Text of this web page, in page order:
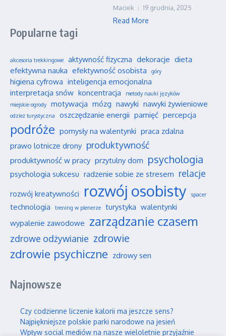
Maciek 19 grudnia, 2025
Read More
Popularne tagi
akcesoria trekkingowe aktywność fizyczna dekoracje dieta
efektywna nauka efektywność osobista góry
higiena cyfrowa inteligencja emocjonalna
interpretacja snów koncentracja
metody nauki języków
miejskie ogrody
motywacja mózg nawyki nawyki żywieniowe
odzież turystyczna oszczędzanie energii pamięć percepcja
podróże pomysły na walentynki praca zdalna
prawo lotnicze drony produktywność
produktywność w pracy przytulny dom psychologia
psychologia sukcesu radzenie sobie ze stresem relacje
rozwój kreatywności rozwój osobisty spacer
technologia trening w plenerze turystyka walentynki
wypalenie zawodowe zarządzanie czasem
zdrowe odżywianie zdrowie
zdrowie psychiczne zdrowy sen
Najnowsze
Czy codzienne liczenie kalorii ma jeszcze sens?
Najpiękniejsze polskie parki narodowe na jesień
Wpływ social mediów na nasze wieloletnie przyjaźnie